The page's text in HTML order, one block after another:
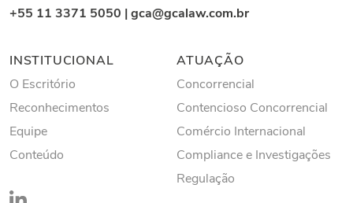
+55 11 3371 5050 |gca@gcalaw.com.br
INSTITUCIONAL
O Escritório
Reconhecimentos
Equipe
Conteúdo
ATUAÇÃO
Concorrencial
Contencioso Concorrencial
Comércio Internacional
Compliance e Investigações
Regulação